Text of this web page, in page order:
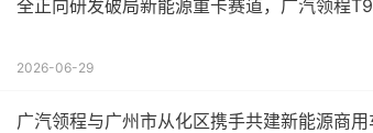
全正向研发破局新能源重卡赛道，广汽领程
2026-06-29
广汽领程与广州市从化区携手共建新能源商